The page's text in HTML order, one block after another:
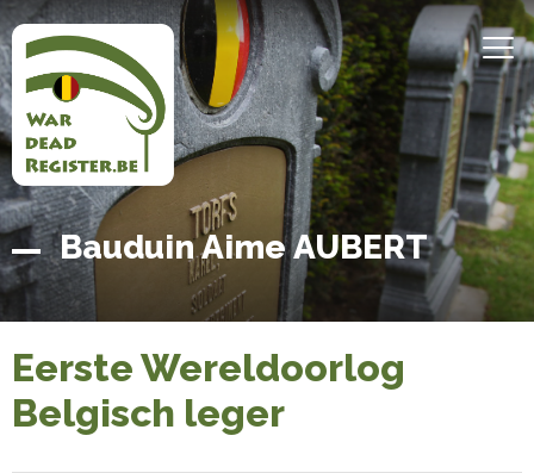
Overslaan
en
naar
de
inhoud
gaan
Home
Belgian
War
Dead
Register
Bauduin Aime AUBERT
Eerste Wereldoorlog
Belgisch leger